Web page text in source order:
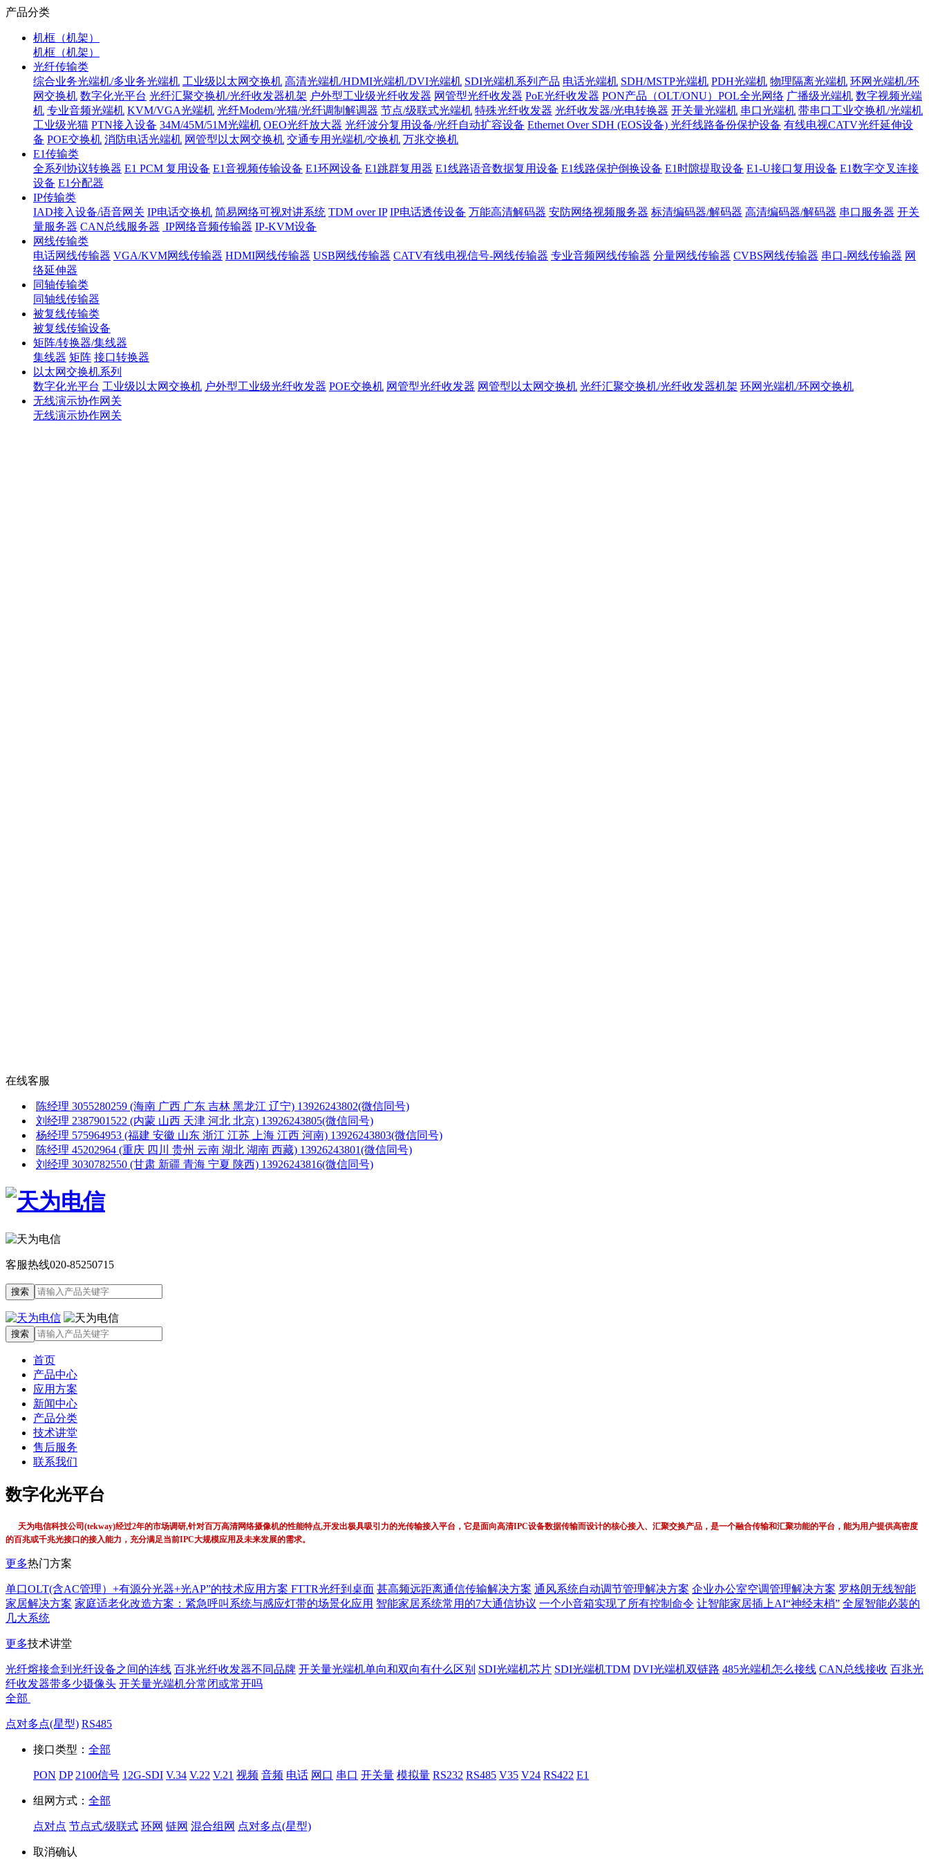
产品分类
机框（机架）
机框（机架）
光纤传输类
综合业务光端机/多业务光端机 工业级以太网交换机 高清光端机/HDMI光端机/DVI光端机 SDI光端机系列产品 电话光端机 SDH/MSTP光端机 PDH光端机 物理隔离光端机 环网光端机/环
网交换机 数字化光平台 光纤汇聚交换机/光纤收发器机架 户外型工业级光纤收发器 网管型光纤收发器 PoE光纤收发器 PON产品（OLT/ONU）POL全光网络 广播级光端机 数字视频光端
机 专业音频光端机 KVM/VGA光端机 光纤Modem/光猫/光纤调制解调器 节点/级联式光端机 特殊光纤收发器 光纤收发器/光电转换器 开关量光端机 串口光端机 带串口工业交换机/光端机
工业级光猫 PTN接入设备 34M/45M/51M光端机 OEO光纤放大器 光纤波分复用设备/光纤自动扩容设备 Ethernet Over SDH (EOS设备) 光纤线路备份保护设备 有线电视CATV光纤延伸设
备 POE交换机 消防电话光端机 网管型以太网交换机 交通专用光端机/交换机 万兆交换机
E1传输类
全系列协议转换器 E1 PCM 复用设备 E1音视频传输设备 E1环网设备 E1跳群复用器 E1线路语音数据复用设备 E1线路保护倒换设备 E1时隙提取设备 E1-U接口复用设备 E1数字交叉连接
设备 E1分配器
IP传输类
IAD接入设备/语音网关 IP电话交换机 简易网络可视对讲系统 TDM over IP IP电话透传设备 万能高清解码器 安防网络视频服务器 标清编码器/解码器 高清编码器/解码器 串口服务器 开关
量服务器 CAN总线服务器 IP网络音频传输器 IP-KVM设备
网线传输类
电话网线传输器 VGA/KVM网线传输器 HDMI网线传输器 USB网线传输器 CATV有线电视信号-网线传输器 专业音频网线传输器 分量网线传输器 CVBS网线传输器 串口-网线传输器 网
络延伸器
同轴传输类
同轴线传输器
被复线传输类
被复线传输设备
矩阵/转换器/集线器
集线器 矩阵 接口转换器
以太网交换机系列
数字化光平台 工业级以太网交换机 户外型工业级光纤收发器 POE交换机 网管型光纤收发器 网管型以太网交换机 光纤汇聚交换机/光纤收发器机架 环网光端机/环网交换机
无线演示协作网关
无线演示协作网关
在线客服
陈经理 3055280259 (海南 广西 广东 吉林 黑龙江 辽宁) 13926243802(微信同号)
刘经理 2387901522 (内蒙 山西 天津 河北 北京) 13926243805(微信同号)
杨经理 575964953 (福建 安徽 山东 浙江 江苏 上海 江西 河南) 13926243803(微信同号)
陈经理 45202964 (重庆 四川 贵州 云南 湖北 湖南 西藏) 13926243801(微信同号)
刘经理 3030782550 (甘肃 新疆 青海 宁夏 陕西) 13926243816(微信同号)
客服热线020-85250715
首页
产品中心
应用方案
新闻中心
产品分类
技术讲堂
售后服务
联系我们
数字化光平台
天为电信科技公司(tekway)经过2年的市场调研,针对百万高清网络摄像机的性能特点,开发出极具吸引力的光传输接入平台，它是面向高清IPC设备数据传输而设计的核心接入、汇聚交换产品，是一个融合传输和汇聚功能的平台，能为用户提供高密度
的百兆或千兆光接口的接入能力，充分满足当前IPC大规模应用及未来发展的需求。
更多热门方案
单口OLT(含AC管理）+有源分光器+光AP”的技术应用方案 FTTR光纤到桌面 甚高频远距离通信传输解决方案 通风系统自动调节管理解决方案 企业办公室空调管理解决方案 罗格朗无线智能
家居解决方案 家庭适老化改造方案：紧急呼叫系统与感应灯带的场景化应用 智能家居系统常用的7大通信协议 一个小音箱实现了所有控制命令 让智能家居插上AI“神经末梢” 全屋智能必装的
几大系统
更多技术讲堂
光纤熔接盒到光纤设备之间的连线 百兆光纤收发器不同品牌 开关量光端机单向和双向有什么区别 SDI光端机芯片 SDI光端机TDM DVI光端机双链路 485光端机怎么接线 CAN总线接收 百兆光
纤收发器带多少摄像头 开关量光端机分常闭或常开吗
全部
点对多点(星型) RS485
接口类型： 全部
PON DP 2100信号 12G-SDI V.34 V.22 V.21 视频 音频 电话 网口 串口 开关量 模拟量 RS232 RS485 V35 V24 RS422 E1
组网方式： 全部
点对点 节点式/级联式 环网 链网 混合组网 点对多点(星型)
取消确认